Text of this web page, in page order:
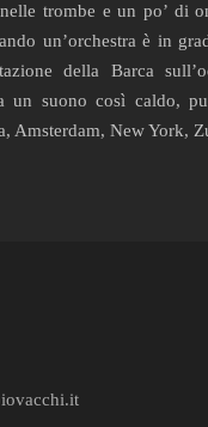
trombe e un po’ di
un’orchestra è in
della Barca
un suono così caldo,
Amsterdam, New York,